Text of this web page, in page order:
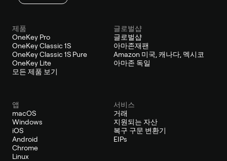
제품
OneKey Pro
OneKey Classic 1S
OneKey Classic 1S Pure
OneKey Lite
모든 제품 보기
글로벌샵
글로벌샵
아마존재팬
Amazon 미국, 캐나다, 멕시코
아마존 독일
앱
macOS
Windows
iOS
Android
Chrome
Linux
서비스
거래
지원되는 자산
복구 구문 변환기
EIPs